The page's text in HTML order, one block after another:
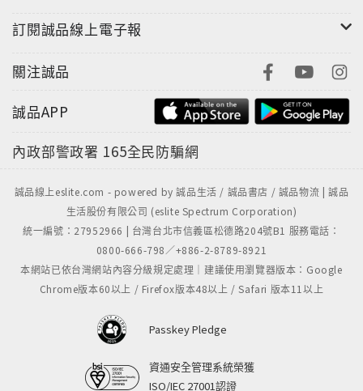
訂閱誠品線上電子報
關注誠品
誠品APP
內政部警政署 165全民防騙網
誠品線上eslite.com - powered by 誠品生活 / 誠品書店 / 誠品物流 | 誠品
生活股份有限公司 (eslite Spectrum Corporation)
統一編號：27952966 | 台灣台北市信義區松德路204號B1 服務電話：
0800-666-798／+886-2-8789-8921
本網站已依台灣網站內容分級規定處理｜建議使用瀏覽器版本：Google
Chrome版本60以上 / Firefox版本48以上 / Safari 版本11以上
Passkey Pledge
資通安全管理系統榮獲
ISO/IEC 27001認證